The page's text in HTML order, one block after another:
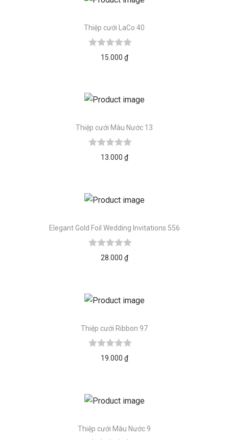
Thiệp cưới LaCo 40
15.000 ₫
Thiệp cưới Màu Nước 13
13.000 ₫
Elegant Gold Foil Wedding Invitations 556
28.000 ₫
Thiệp cưới Ribbon 97
19.000 ₫
Thiệp cưới Màu Nước 9